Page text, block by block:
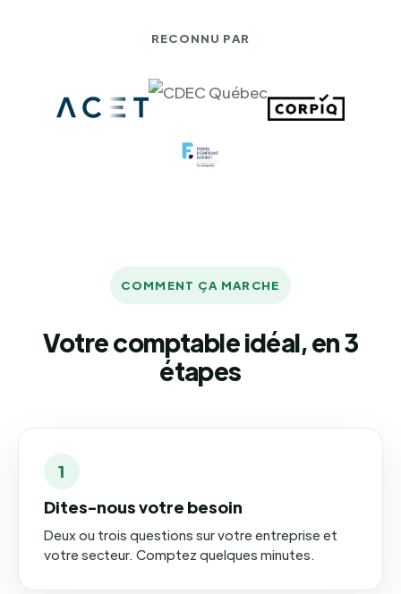
RECONNU PAR
COMMENT ÇA MARCHE
Votre comptable idéal, en 3
étapes
1
Dites-nous votre besoin
Deux ou trois questions sur votre entreprise et
votre secteur. Comptez quelques minutes.